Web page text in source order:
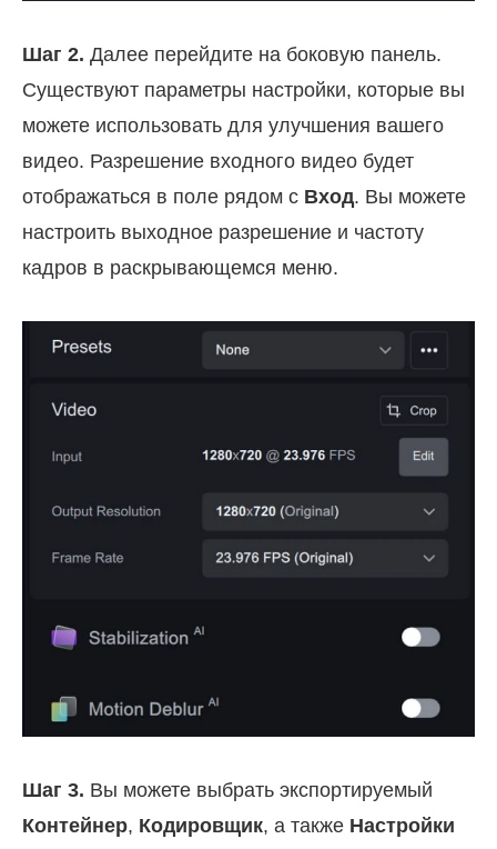
Шаг 2. Далее перейдите на боковую панель.
Существуют параметры настройки, которые вы
можете использовать для улучшения вашего
видео. Разрешение входного видео будет
отображаться в поле рядом с Вход. Вы можете
настроить выходное разрешение и частоту
кадров в раскрывающемся меню.
Шаг 3. Вы можете выбрать экспортируемый
Контейнер, Кодировщик, а также Настройки